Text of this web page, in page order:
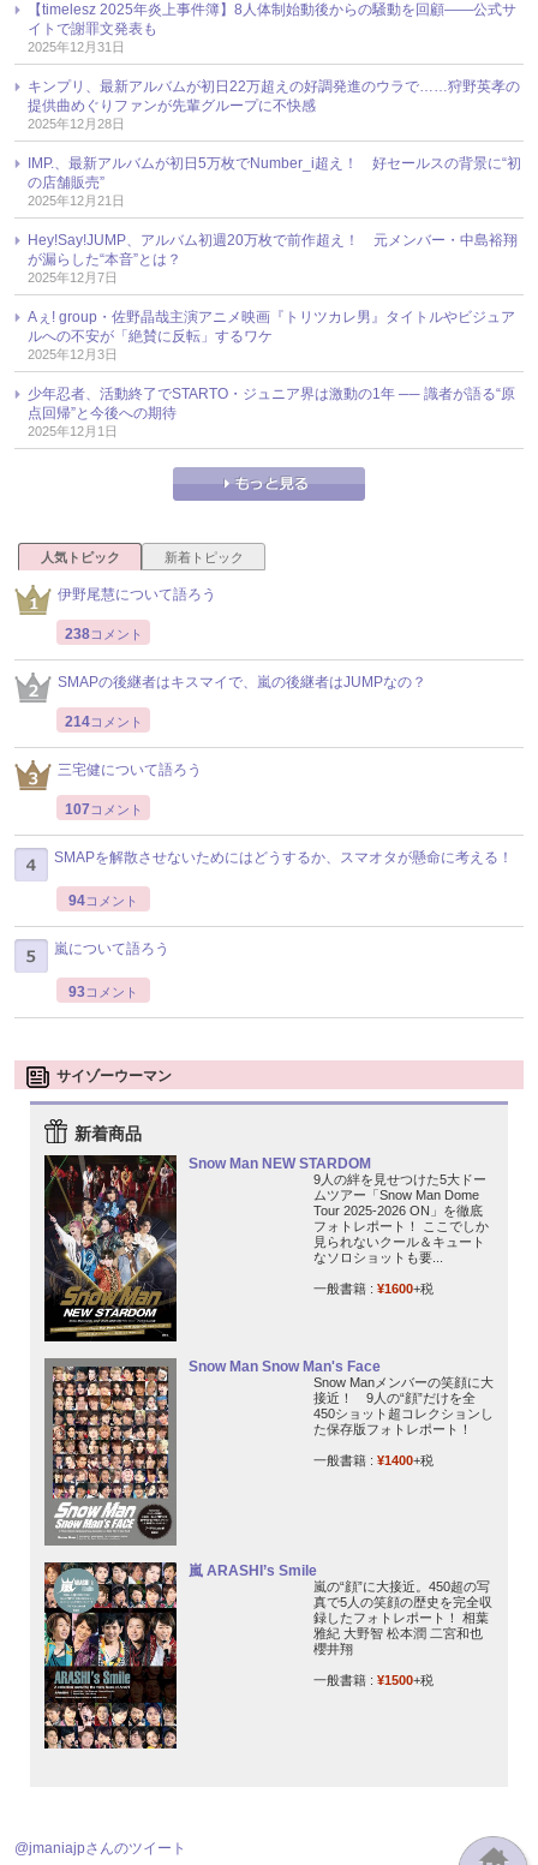
【timelesz 2025年炎上事件簿】8人体制始動後からの騒動を回顧――公式サ
イトで謝罪文発表も
2025年12月31日
キンプリ、最新アルバムが初日22万超えの好調発進のウラで……狩野英孝の
提供曲めぐりファンが先輩グループに不快感
2025年12月28日
IMP.、最新アルバムが初日5万枚でNumber_i超え！ 好セールスの背景に“初
の店舗販売”
2025年12月21日
Hey!Say!JUMP、アルバム初週20万枚で前作超え！ 元メンバー・中島裕翔
が漏らした“本音”とは？
2025年12月7日
Aぇ! group・佐野晶哉主演アニメ映画『トリツカレ男』タイトルやビジュア
ルへの不安が「絶賛に反転」するワケ
2025年12月3日
少年忍者、活動終了でSTARTO・ジュニア界は激動の1年 ── 識者が語る“原
点回帰”と今後への期待
2025年12月1日
人気トピック 新着トピック
伊野尾慧について語ろう
238コメント
SMAPの後継者はキスマイで、嵐の後継者はJUMPなの？
214コメント
三宅健について語ろう
107 コメント
SMAPを解散させないためにはどうするか、スマオタが懸命に考える！
94コメント
嵐について語ろう
93コメント
サイゾーウーマン
新着商品
Snow Man NEW STARDOM
9人の絆を見せつけた5大ドー
ムツアー「Snow Man Dome
Tour 2025-2026 ON」を徹底
フォトレポート！ ここでしか
見られないクール＆キュート
なソロショットも要...
一般書籍 : ¥1600+税
Snow Man Snow Man's Face
Snow Manメンバーの笑顔に大
接近！ 9人の“顔”だけを全
450ショット超コレクションし
た保存版フォトレポート！
一般書籍 : ¥1400+税
嵐 ARASHI’s Smile
嵐の“顔”に大接近。450超の写
真で5人の笑顔の歴史を完全収
録したフォトレポート！ 相葉
雅紀 大野智 松本潤 二宮和也
櫻井翔
一般書籍 : ¥1500+税
@jmaniajpさんのツイート